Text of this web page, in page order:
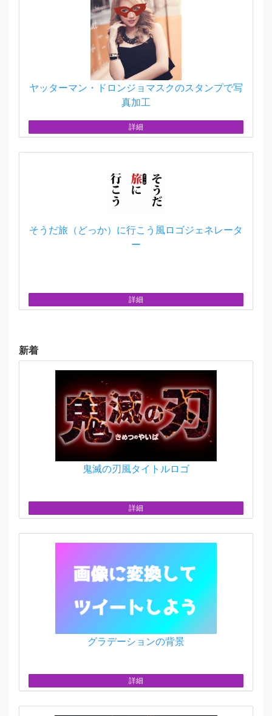
ヤッターマン・ドロンジョマスクのスタンプで写
真加工
詳細
そうだ旅（どっか）に行こう風ロゴジェネレータ
ー
詳細
新着
鬼滅の刃風タイトルロゴ
詳細
グラデーションの背景
詳細